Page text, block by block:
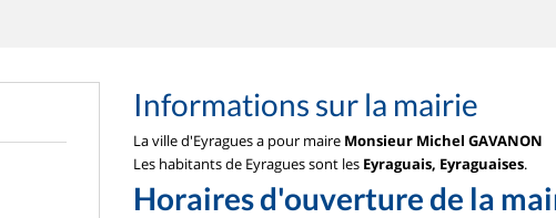
Informations sur la mairie
La ville d'Eyragues a pour maire Monsieur Michel GAVANON
Les habitants de Eyragues sont les Eyraguais, Eyraguaises.
Horaires d'ouverture de la